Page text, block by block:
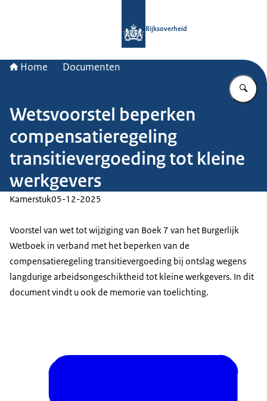
Rijksoverheid
Home Documenten
Wetsvoorstel beperken
compensatieregeling
transitievergoeding tot kleine
werkgevers
Kamerstuk05-12-2025
Voorstel van wet tot wijziging van Boek 7 van het Burgerlijk
Wetboek in verband met het beperken van de
compensatieregeling transitievergoeding bij ontslag wegens
langdurige arbeidsongeschiktheid tot kleine werkgevers. In dit
document vindt u ook de memorie van toelichting.